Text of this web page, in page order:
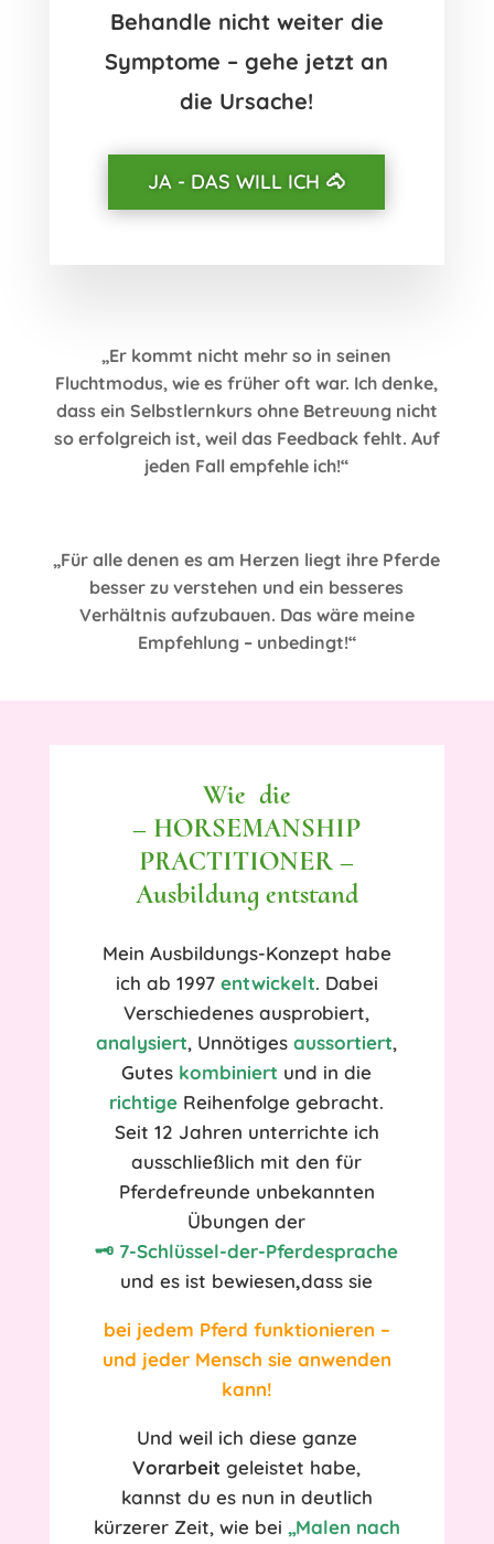
Behandle nicht weiter die
Symptome – gehe jetzt an
die Ursache!
JA - DAS WILL ICH 🐴
„Er kommt nicht mehr so in seinen
Fluchtmodus, wie es früher oft war. Ich denke,
dass ein Selbstlernkurs ohne Betreuung nicht
so erfolgreich ist, weil das Feedback fehlt. Auf
jeden Fall empfehle ich!“
„Für alle denen es am Herzen liegt ihre Pferde
besser zu verstehen und ein besseres
Verhältnis aufzubauen. Das wäre meine
Empfehlung – unbedingt!“
Wie die
– HORSEMANSHIP
PRACTITIONER –
Ausbildung entstand
Mein Ausbildungs-Konzept habe
ich ab 1997 entwickelt. Dabei
Verschiedenes ausprobiert,
analysiert, Unnötigesaussortiert,
Gutes kombiniert und in die
richtige Reihenfolge gebracht.
Seit 12 Jahren unterrichte ich
ausschließlich mit den für
Pferdefreunde unbekannten
Übungen der
🗝️ 7-Schlüssel-der-Pferdesprache
und es ist bewiesen,dass sie
bei jedem Pferd funktionieren –
und jeder Mensch sie anwenden
kann!
Und weil ich diese ganze
Vorarbeit geleistet habe,
kannst du es nun in deutlich
kürzerer Zeit, wie bei „Malen nach